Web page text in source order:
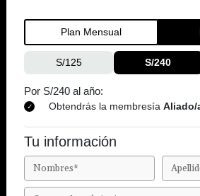
Plan Mensual
S/125 S/240
Por S/240 al año:
Obtendrás la membresía Aliado/
Tu información